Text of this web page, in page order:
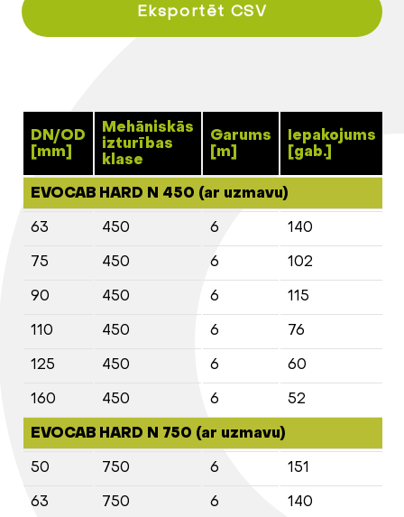
Eksportēt CSV
DN/OD
[mm]
Mehāniskās
izturības
klase
Garums
[m]
Iepakojums
[gab.]
EVOCAB HARD N 450 (ar uzmavu)
63 450 6 140
75
450 6 102
90
450 6 115
110
450 6 76
125
450 6 60
160
450 6 52
EVOCAB HARD N 750 (ar uzmavu)
50 750 6 151
63
750 6 140